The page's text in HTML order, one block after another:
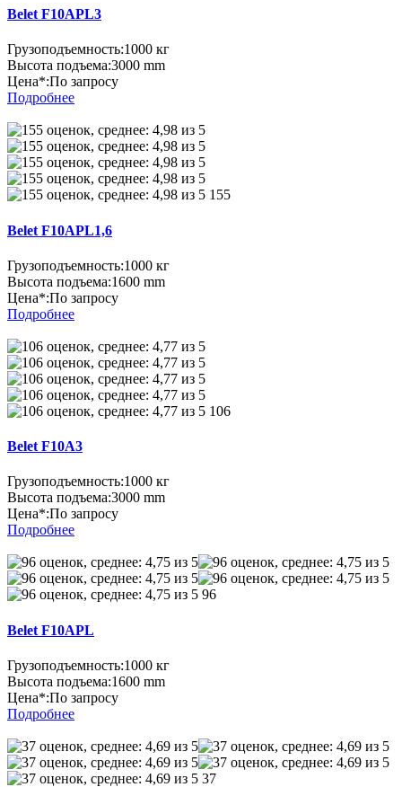
Belet F10APL3
Грузоподъемность:1000 кг
Высота подъема:3000 mm
Цена*:По запросу
Подробнее
155
Belet F10APL1,6
Грузоподъемность:1000 кг
Высота подъема:1600 mm
Цена*:По запросу
Подробнее
106
Belet F10A3
Грузоподъемность:1000 кг
Высота подъема:3000 mm
Цена*:По запросу
Подробнее
96
Belet F10APL
Грузоподъемность:1000 кг
Высота подъема:1600 mm
Цена*:По запросу
Подробнее
37